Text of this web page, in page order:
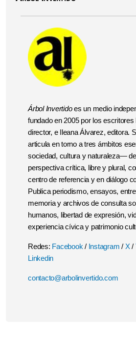
Árbol Invertidoes un medio
fundado en 2005 por los
director, e Ileana Álvarez, editora.
articula en torno a tres ámbitos
sociedad, cultura y naturaleza—
perspectiva crítica, libre y plural,
centro de referencia y en diálogo
Publica periodismo, ensayos,
memoria y archivos de consulta
humanos, libertad de expresión,
experiencia cívica y patrimonio
Redes: Facebook / Instagram / X/
Linkedin
contacto@arbolinvertido.com